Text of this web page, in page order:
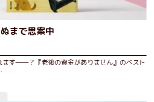
まで思案中
ます――？『老後の資金がありません』のベスト